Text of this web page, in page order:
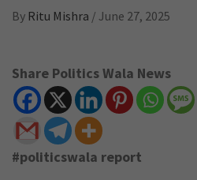
By Ritu Mishra / June 27, 2025
Share Politics Wala News
#politicswala report